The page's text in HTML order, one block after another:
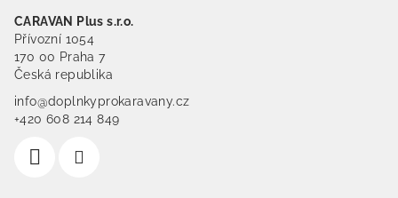
CARAVAN Plus s.r.o.
Přívozní 1054
170 00 Praha 7
Česká republika
info@doplnkyprokaravany.cz
+420 608 214 849